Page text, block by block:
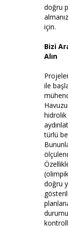
doğru
için.
Bizi
Alın
ile
hidrolik
türlü
doğru